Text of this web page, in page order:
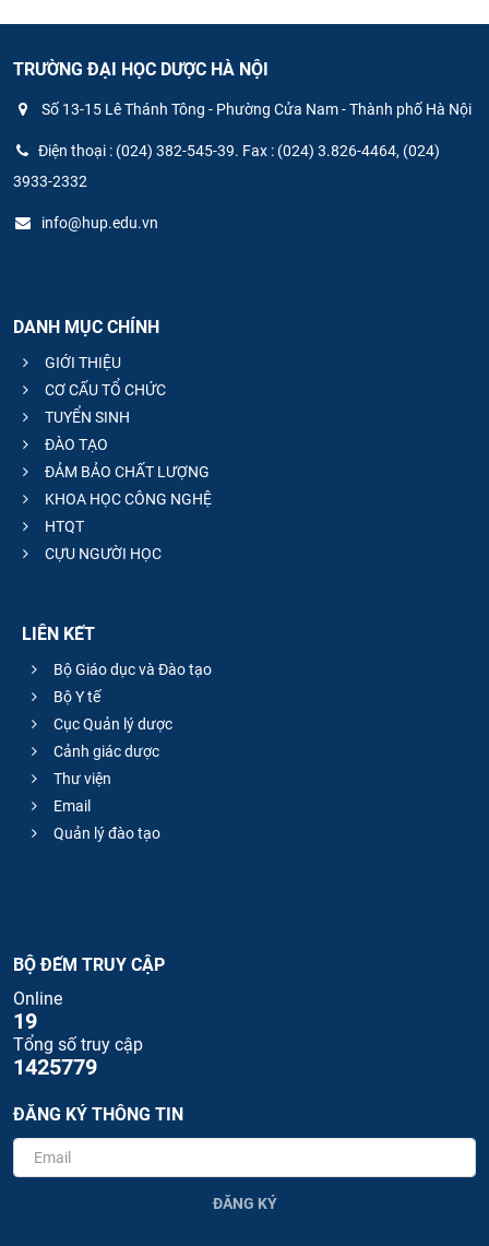
TRƯỜNG ĐẠI HỌC DƯỢC HÀ NỘI
Số 13-15 Lê Thánh Tông - Phường Cửa Nam - Thành phố Hà Nội
Điện thoại : (024) 382-545-39. Fax : (024) 3.826-4464, (024)
3933-2332
info@hup.edu.vn
DANH MỤC CHÍNH
GIỚI THIỆU
CƠ CẤU TỔ CHỨC
TUYỂN SINH
ĐÀO TẠO
ĐẢM BẢO CHẤT LƯỢNG
KHOA HỌC CÔNG NGHỆ
HTQT
CỰU NGƯỜI HỌC
LIÊN KẾT
Bộ Giáo dục và Đào tạo
Bộ Y tế
Cục Quản lý dược
Cảnh giác dược
Thư viện
Email
Quản lý đào tạo
BỘ ĐẾM TRUY CẬP
Online
19
Tổng số truy cập
1425779
ĐĂNG KÝ THÔNG TIN
ĐĂNG KÝ